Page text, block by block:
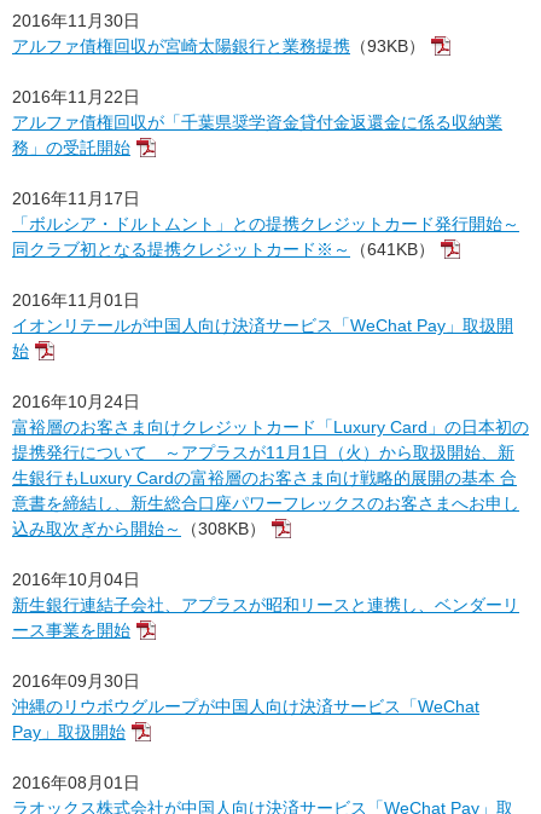
2016年11月30日
アルファ債権回収が宮崎太陽銀行と業務提携 （93KB）
2016年11月22日
アルファ債権回収が「千葉県奨学資金貸付金返還金に係る収納業
務」の受託開始
2016年11月17日
「ボルシア・ドルトムント」との提携クレジットカード発行開始～
同クラブ初となる提携クレジットカード※～
（641KB）
2016年11月01日
イオンリテールが中国人向け決済サービス「WeChat Pay」取扱開
始
2016年10月24日
富裕層のお客さま向けクレジットカード「Luxury Card」の日本初の
提携発行について ～アプラスが11月1日（火）から取扱開始、新
生銀行もLuxury Cardの富裕層のお客さま向け戦略的展開の基本 合
意書を締結し、新生総合口座パワーフレックスのお客さまへお申し
込み取次ぎから開始～
（308KB）
2016年10月04日
新生銀行連結子会社、アプラスが昭和リースと連携し、ベンダーリ
ース事業を開始
2016年09月30日
沖縄のリウボウグループが中国人向け決済サービス「WeChat
Pay」取扱開始
2016年08月01日
ラオックス株式会社が中国人向け決済サービス「WeChat Pay」取